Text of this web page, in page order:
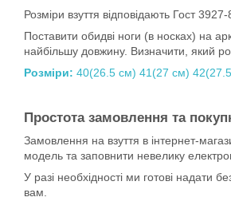
Розміри взуття відповідають Гост
Поставити обидві ноги (в носках) на
найбільшу довжину. Визначити, який
Розміри: 40(26.5 см) 41(27 см)
Простота замовлення та
Замовлення на взуття в інтернет-
модель та заповнити невелику
У разі необхідності ми готові надати
вам.